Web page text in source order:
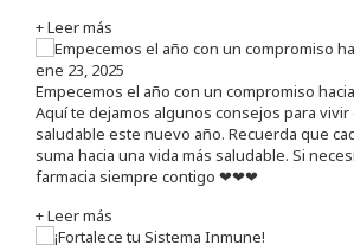
+ Leer más
ene 23, 2025
Empecemos el año con un compromiso
Aquí te dejamos algunos consejos para vivir
saludable este nuevo año. Recuerda que
suma hacia una vida más saludable. Si
farmacia siempre contigo ❤❤❤
+ Leer más